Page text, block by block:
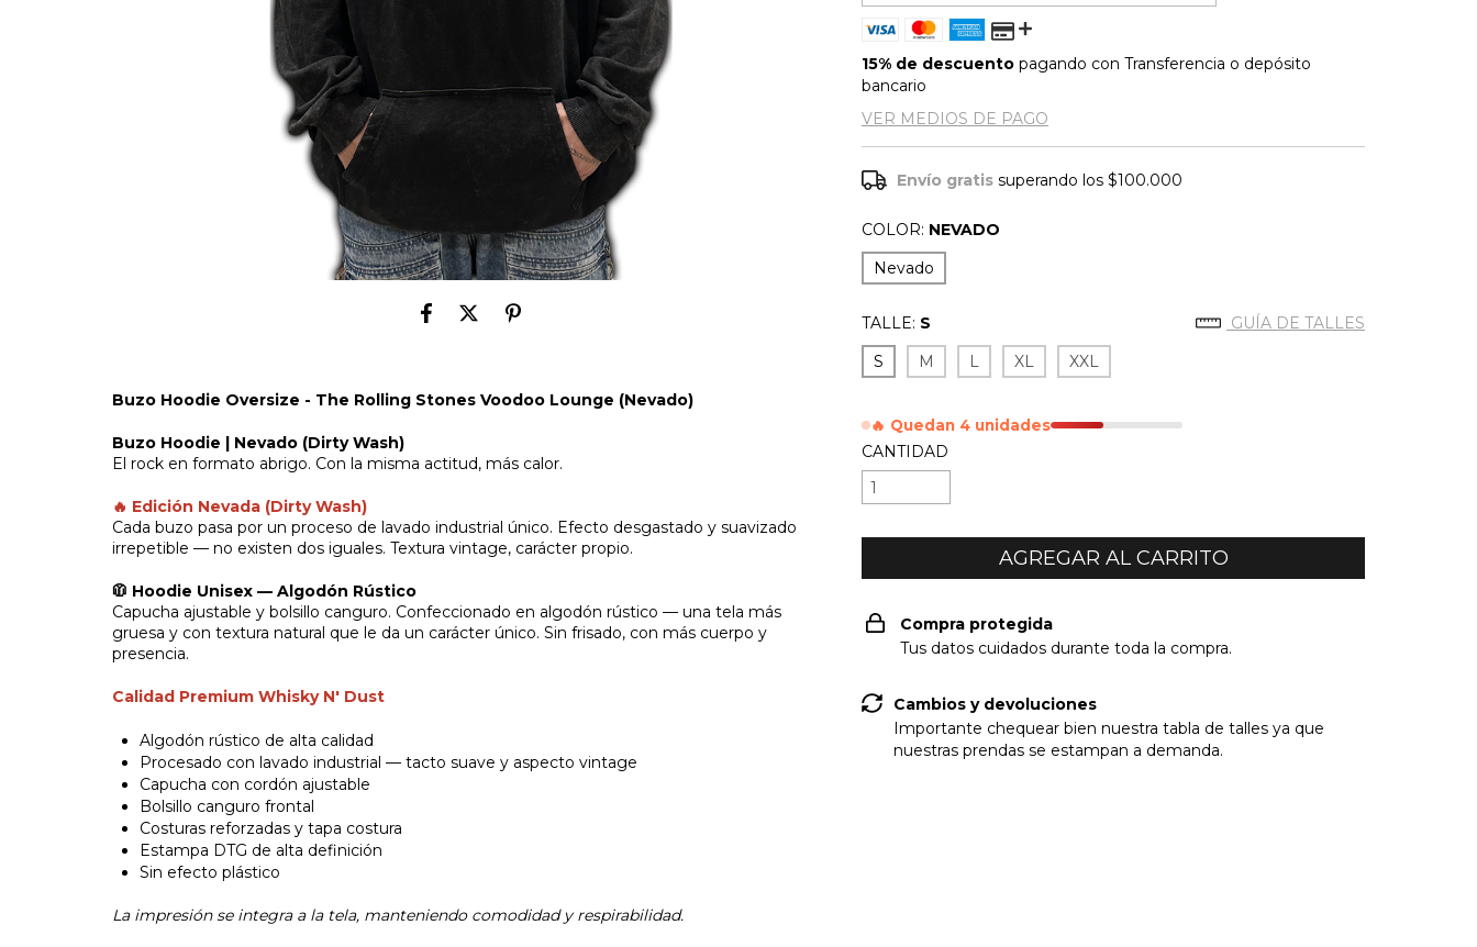
Buzo Hoodie Oversize - The Rolling Stones Voodoo Lounge (Nevado)
Buzo Hoodie | Nevado (Dirty Wash)
El rock en formato abrigo. Con la misma actitud, más calor.
🔥 Edición Nevada (Dirty Wash)
Cada buzo pasa por un proceso de lavado industrial único. Efecto desgastado y suavizado
irrepetible — no existen dos iguales. Textura vintage, carácter propio.
🧥 Hoodie Unisex — Algodón Rústico
Capucha ajustable y bolsillo canguro. Confeccionado en algodón rústico — una tela más
gruesa y con textura natural que le da un carácter único. Sin frisado, con más cuerpo y
presencia.
Calidad Premium Whisky N' Dust
Algodón rústico de alta calidad
Procesado con lavado industrial — tacto suave y aspecto vintage
Capucha con cordón ajustable
Bolsillo canguro frontal
Costuras reforzadas y tapa costura
Estampa DTG de alta definición
Sin efecto plástico
La impresión se integra a la tela, manteniendo comodidad y respirabilidad.
15% de descuento pagando con Transferencia o depósito
bancario
VER MEDIOS DE PAGO
Envío gratis superando los$100.000
COLOR: NEVADO
Nevado
TALLE: S
GUÍA DE TALLES
S
M L XL XXL
🔥 Quedan 4 unidades
CANTIDAD
Compra protegida
Tus datos cuidados durante toda la compra.
Cambios y devoluciones
Importante chequear bien nuestra tabla de talles ya que
nuestras prendas se estampan a demanda.